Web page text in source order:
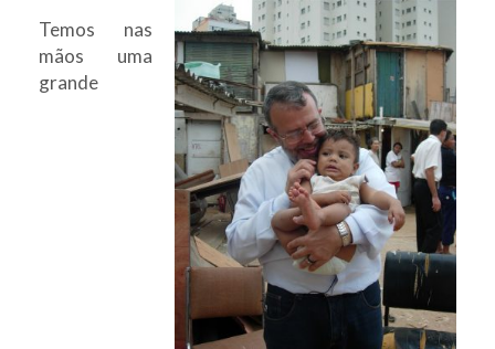
Temos nas
mãos uma
grande